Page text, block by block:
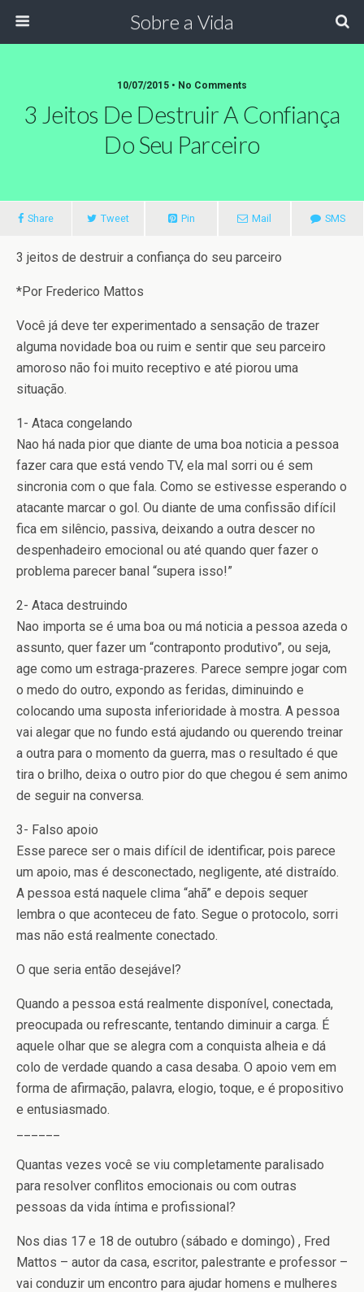
Sobre a Vida
10/07/2015 • No Comments
3 Jeitos De Destruir A Confiança
Do Seu Parceiro
Share Tweet Pin Mail SMS
3 jeitos de destruir a confiança do seu parceiro
*Por Frederico Mattos
Você já deve ter experimentado a sensação de trazer
alguma novidade boa ou ruim e sentir que seu parceiro
amoroso não foi muito receptivo e até piorou uma
situação.
1- Ataca congelando
Nao há nada pior que diante de uma boa noticia a pessoa
fazer cara que está vendo TV, ela mal sorri ou é sem
sincronia com o que fala. Como se estivesse esperando o
atacante marcar o gol. Ou diante de uma confissão difícil
fica em silêncio, passiva, deixando a outra descer no
despenhadeiro emocional ou até quando quer fazer o
problema parecer banal “supera isso!”
2- Ataca destruindo
Nao importa se é uma boa ou má noticia a pessoa azeda o
assunto, quer fazer um “contraponto produtivo”, ou seja,
age como um estraga-prazeres. Parece sempre jogar com
o medo do outro, expondo as feridas, diminuindo e
colocando uma suposta inferioridade à mostra. A pessoa
vai alegar que no fundo está ajudando ou querendo treinar
a outra para o momento da guerra, mas o resultado é que
tira o brilho, deixa o outro pior do que chegou é sem animo
de seguir na conversa.
3- Falso apoio
Esse parece ser o mais difícil de identificar, pois parece
um apoio, mas é desconectado, negligente, até distraído.
A pessoa está naquele clima “ahã” e depois sequer
lembra o que aconteceu de fato. Segue o protocolo, sorri
mas não está realmente conectado.
O que seria então desejável?
Quando a pessoa está realmente disponível, conectada,
preocupada ou refrescante, tentando diminuir a carga. É
aquele olhar que se alegra com a conquista alheia e dá
colo de verdade quando a casa desaba. O apoio vem em
forma de afirmação, palavra, elogio, toque, e é propositivo
e entusiasmado.
Quantas vezes você se viu completamente paralisado
para resolver conflitos emocionais ou com outras
pessoas da vida íntima e profissional?
Nos dias 17 e 18 de outubro (sábado e domingo) , Fred
Mattos – autor da casa, escritor, palestrante e professor –
vai conduzir um encontro para ajudar homens e mulheres